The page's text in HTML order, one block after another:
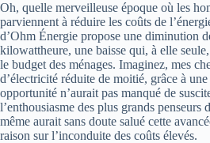
Oh, quelle merveilleuse époque où les
parviennent à réduire les coûts de
d’Ohm Énergie propose une diminution
kilowattheure, une baisse qui, à elle
le budget des ménages. Imaginez, mes
d’électricité réduite de moitié, grâce à
opportunité n’aurait pas manqué de
l’enthousiasme des plus grands
même aurait sans doute salué cette
raison sur l’inconduite des coûts élevés.